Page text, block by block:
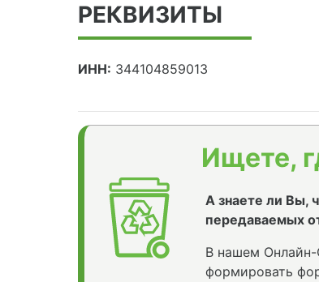
РЕКВИЗИТЫ
ИНН: 344104859013
Ищете,
А знаете ли Вы,
передаваемых
В нашем Онлайн-
формировать